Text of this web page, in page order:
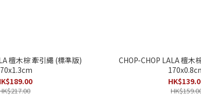
檀木棕 牽引繩 (標準版)
CHOP-CHOP LALA 檀木